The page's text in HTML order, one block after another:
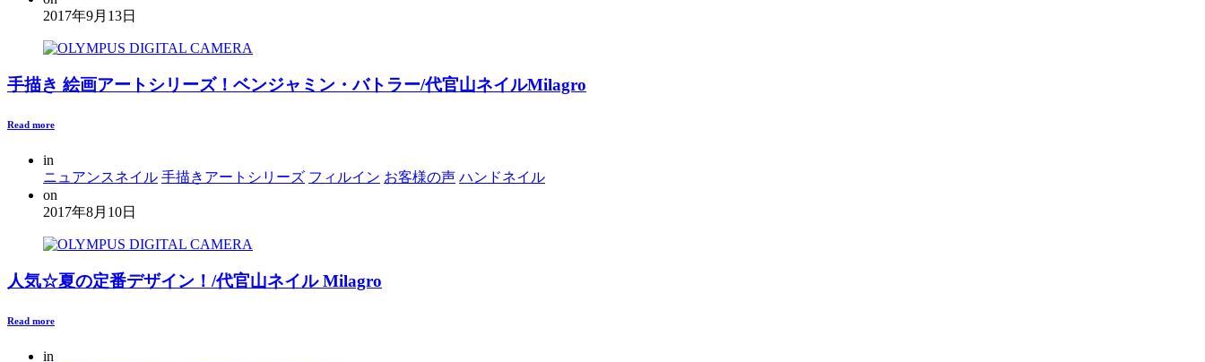
2017年9月13日
手描き 絵画アートシリーズ！ベンジャミン・バトラー/代官山ネイルMilagro
Read more
in
ニュアンスネイル 手描きアートシリーズ フィルイン お客様の声 ハンドネイル
on
2017年8月10日
人気☆夏の定番デザイン！/代官山ネイル Milagro
Read more
in